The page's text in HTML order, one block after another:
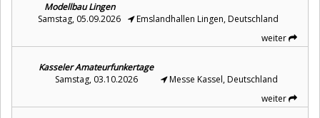
Modellbau Lingen
Samstag, 05.09.2026
Emslandhallen Lingen, Deutschland
weiter
Kasseler Amateurfunkertage
Samstag, 03.10.2026
Messe Kassel, Deutschland
weiter